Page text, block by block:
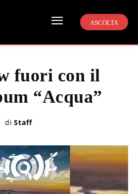
ASCOLTA
fuori con il
“Acqua”
di Staff